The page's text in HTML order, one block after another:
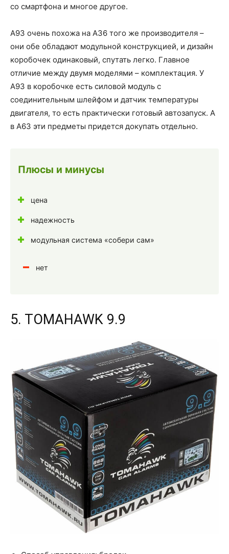
со смартфона и многое другое.
А93 очень похожа на А36 того же производителя –
они обе обладают модульной конструкцией, и дизайн
коробочек одинаковый, спутать легко. Главное
отличие между двумя моделями – комплектация. У
А93 в коробочке есть силовой модуль с
соединительным шлейфом и датчик температуры
двигателя, то есть практически готовый автозапуск. А
в А63 эти предметы придется докупать отдельно.
Плюсы и минусы
цена
надежность
модульная система «собери сам»
нет
5. TOMAHAWK 9.9